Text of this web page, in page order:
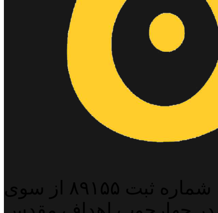
پایگاه خبری خبربین آنلاین به شماره ثبت ۸۹۱۵۵ از سوی